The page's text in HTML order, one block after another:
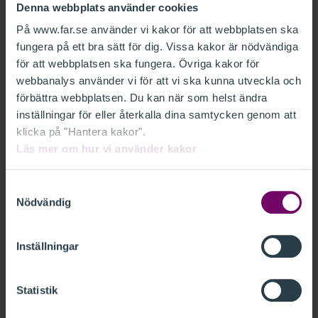
Denna webbplats använder cookies
På www.far.se använder vi kakor för att webbplatsen ska
fungera på ett bra sätt för dig. Vissa kakor är nödvändiga
för att webbplatsen ska fungera. Övriga kakor för
webbanalys använder vi för att vi ska kunna utveckla och
förbättra webbplatsen. Du kan när som helst ändra
inställningar för eller återkalla dina samtycken genom att
klicka på "Hantera kakor".
Läs mer om hur vi använder kakor
Nödvändig
Inställningar
Statistik
Henrik Leandersson
Cedra
Henrik är auktoriserad revisor vid Cedras kontor i Göteborg där
han jobbar som påskrivande revisor och projektledare av
revisioner för medelstora till större revisioner. Henrik jobbar även